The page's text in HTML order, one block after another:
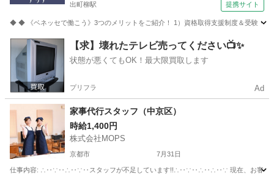
出町柳駅 提携サイト
◆ ◆ 《ベネッセで働こう》3つのメリットをご紹介！ 1）資格取得支援制度＆受験・
京都 京都市 出町柳駅 介護
【求】壊れたテレビ売ってください📺✨
状態が悪くてもOK！最大限買取します
プリフラ Ad
家事代行スタッフ（中京区）
時給1,400円
株式会社MOPS
京都市 7月31日
仕事内容: ∴‥∵‥∴‥∵‥スタッフが不足しています!!∴‥∵‥∴‥∴‥∵ 現在、お客様から多